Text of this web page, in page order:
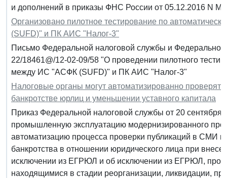
и дополнений в приказы ФНС России от 05.12.2016 N
Организовано пилотное тестирование по
(SUFD)" и ПК АИС "Налог-3"
Письмо Федеральной налоговой службы и
22/18461@/12-02-09/58 "О проведении пилотного
между ИС "АСФК (SUFD)" и ПК АИС "Налог-3"
Налоговые органы могут автоматизированно
банкротстве юрлиц и уменьшении уставного капитала
Приказ Федеральной налоговой службы от 20
промышленную эксплуатацию модернизированного
автоматизацию процесса проверки публикаций в СМИ
банкротства в отношении юридического лица при
исключении из ЕГРЮЛ и об исключении из ЕГРЮЛ,
находящимися в стадии реорганизации, ликвидации,